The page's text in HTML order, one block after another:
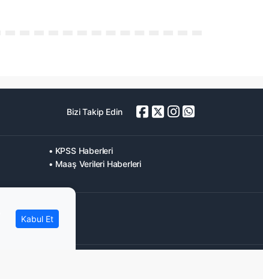
Bizi Takip Edin
• KPSS Haberleri
• Maaş Verileri Haberleri
Kabul Et